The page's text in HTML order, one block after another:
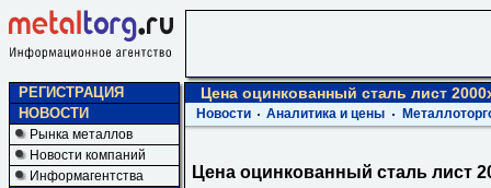
РЕГИСТРАЦИЯ
НОВОСТИ
Рынка металлов
Новости компаний
Информагентства
Цена оцинкованный сталь лист
Новости Аналитика и цены
Цена оцинкованный сталь лист